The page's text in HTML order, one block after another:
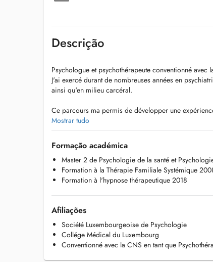
Descrição
Psychologue et psychothérapeute conventionné
J'ai exercé durant de nombreuses années en
ainsi qu'en milieu carcéral.
Ce parcours ma permis de développer une
problématiques psychologiques et relationnelles
repose principalement sur une formation de quatre
comprenant notamment la thérapie familiale et la
également enrichie dune connaissance théorique et
d'apports issus de l'hypnose thérapeutique.
J'exerce également en cabinet libéral depuis 2021, en
Mostrar tudo
Formação académica
Master 2 de Psychologie de la santé et
Formation à la Thérapie Familiale Systémique
Formation à l'hypnose thérapeutique 2018
Afiliações
Société Luxembourgeoise de Psychologie
Collége Médical du Luxembourg
Conventionné avec la CNS en tant que